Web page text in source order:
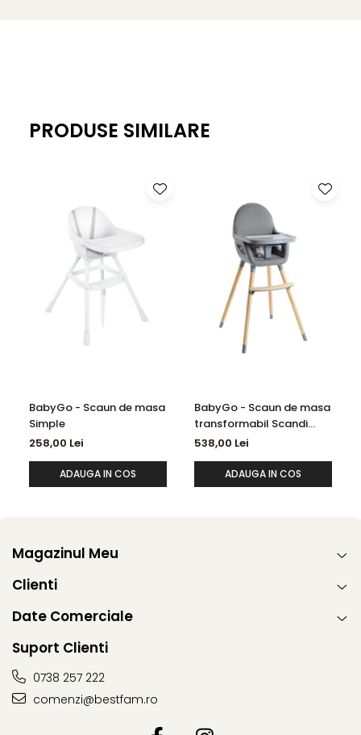
Acesta nu rezista la spalarea in masina de spalat din
cauza detaliilor de lemn si a clemei metalice. Daca
acestuia cu un prosop cu apa calda si sapun. Ulterior se
absoarbe apa din tesatura iar daca clema de lemn si
metalica a fost expusa la apa nu uitati sa le stergeti bine.
PRODUSE SIMILARE
BabyGo - Scaun de masa
Simple
258,00 Lei
ADAUGA IN COS
BabyGo - Scaun de masa
transformabil Scandi
Grey
538,00 Lei
ADAUGA IN COS
Magazinul Meu
Clienti
Date Comerciale
Suport Clienti
0738 257 222
comenzi@bestfam.ro